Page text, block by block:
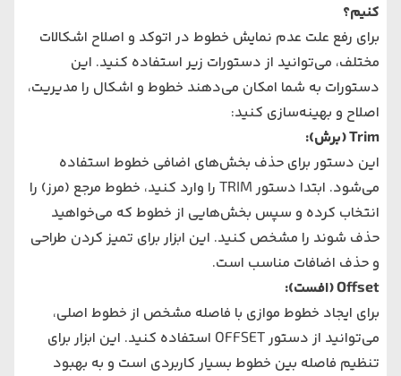
کنیم؟
برای رفع علت عدم نمایش خطوط در اتوکد و اصلاح اشکالات
مختلف، می‌توانید از دستورات زیر استفاده کنید. این
دستورات به شما امکان می‌دهند خطوط و اشکال را مدیریت،
اصلاح و بهینه‌سازی کنید:
Trim(برش):
این دستور برای حذف بخش‌های اضافی خطوط استفاده
می‌شود. ابتدا دستور TRIM را وارد کنید، خطوط مرجع (مرز) را
انتخاب کرده و سپس بخش‌هایی از خطوط که می‌خواهید
حذف شوند را مشخص کنید. این ابزار برای تمیز کردن طراحی
و حذف اضافات مناسب است.
Offset(افست):
برای ایجاد خطوط موازی با فاصله مشخص از خطوط اصلی،
می‌توانید از دستور OFFSET استفاده کنید. این ابزار برای
تنظیم فاصله بین خطوط بسیار کاربردی است و به بهبود